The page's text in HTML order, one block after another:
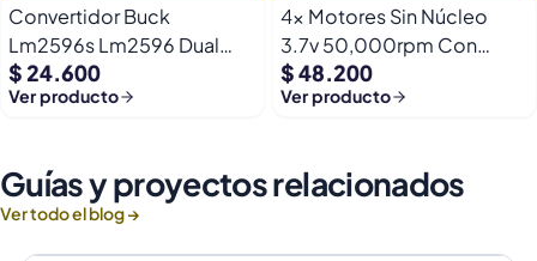
Convertidor Buck
Lm2596s Lm2596 Dual
Usb 9-36v A 5v Dc Jack
$ 24.600
Ver producto
4x Motores Sin Núcleo
3.7v 50,000rpm Con
Helices Micro Fpv
$ 48.200
Ver producto
Guías y proyectos relacionados
Ver todo el blog →